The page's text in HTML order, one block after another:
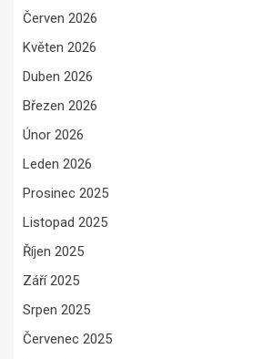
Červen 2026
Květen 2026
Duben 2026
Březen 2026
Únor 2026
Leden 2026
Prosinec 2025
Listopad 2025
Říjen 2025
Září 2025
Srpen 2025
Červenec 2025